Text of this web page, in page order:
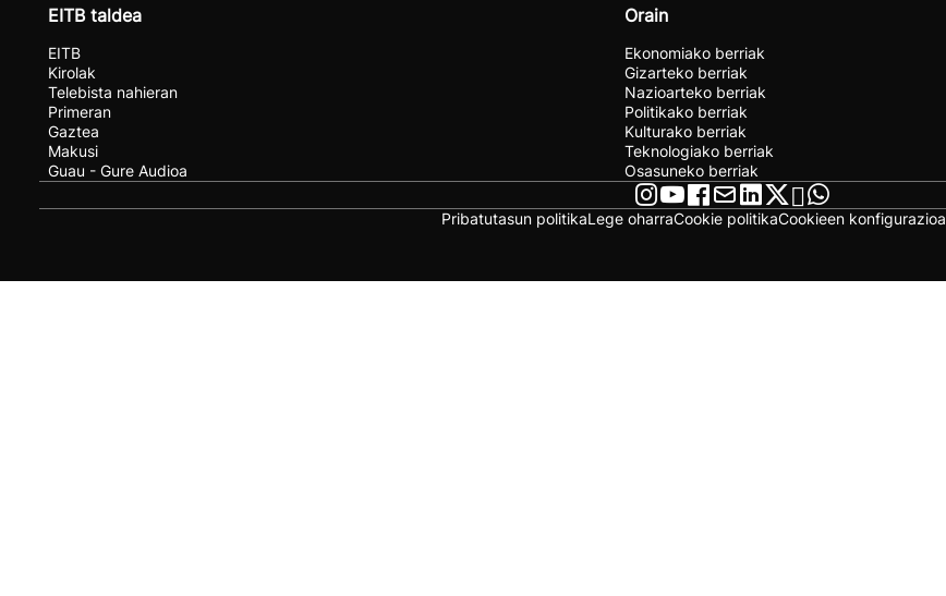
EITB taldea
EITB
Kirolak
Telebista nahieran
Primeran
Gaztea
Makusi
Guau - Gure Audioa
Orain
Ekonomiako berriak
Gizarteko berriak
Nazioarteko berriak
Politikako berriak
Kulturako berriak
Teknologiako berriak
Osasuneko berriak
Pribatutasun politikaLege oharraCookie politikaCookieen konfigurazioa